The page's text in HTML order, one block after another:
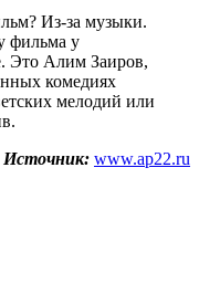
Из-за музыки.
фильма у
Это Алим Заиров,
комедиях
мелодий или
Источник: www.ap22.ru